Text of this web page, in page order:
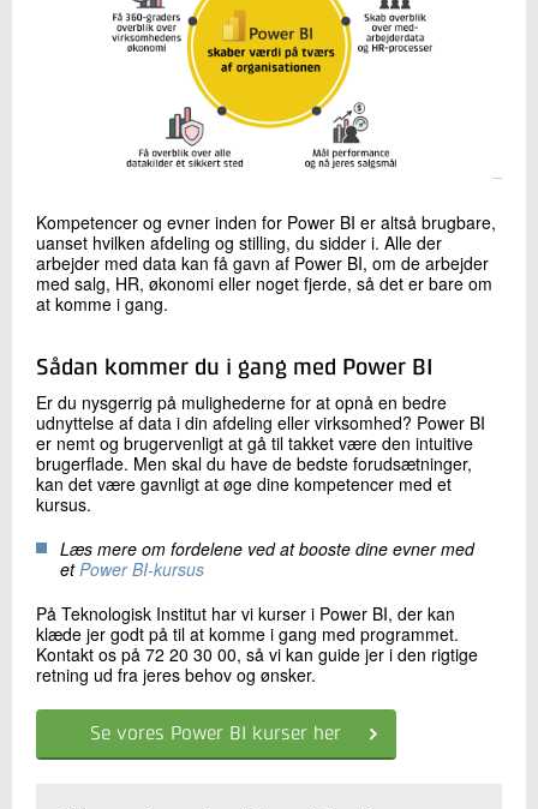
Kompetencer og evner inden for Power BI er altså brugbare,
uanset hvilken afdeling og stilling, du sidder i. Alle der
arbejder med data kan få gavn af Power BI, om de arbejder
med salg, HR, økonomi eller noget fjerde, så det er bare om
at komme i gang.
Sådan kommer du i gang med Power BI
Er du nysgerrig på mulighederne for at opnå en bedre
udnyttelse af data i din afdeling eller virksomhed? Power BI
er nemt og brugervenligt at gå til takket være den intuitive
brugerflade. Men skal du have de bedste forudsætninger,
kan det være gavnligt at øge dine kompetencer med et
kursus.
Læs mere om fordelene ved at booste dine evner med
etPower BI-kursus
På Teknologisk Institut har vi kurser i Power BI, der kan
klæde jer godt på til at komme i gang med programmet.
Kontakt os på 72 20 30 00, så vi kan guide jer i den rigtige
retning ud fra jeres behov og ønsker.
Se vores Power BI kurser her